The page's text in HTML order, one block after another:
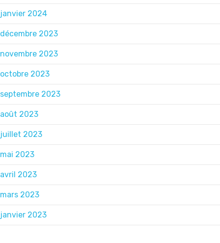
janvier 2024
décembre 2023
novembre 2023
octobre 2023
septembre 2023
août 2023
juillet 2023
mai 2023
avril 2023
mars 2023
janvier 2023